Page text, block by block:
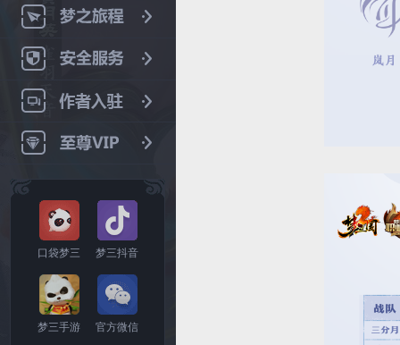
口袋梦三 梦三抖音
梦三手游 官方微信